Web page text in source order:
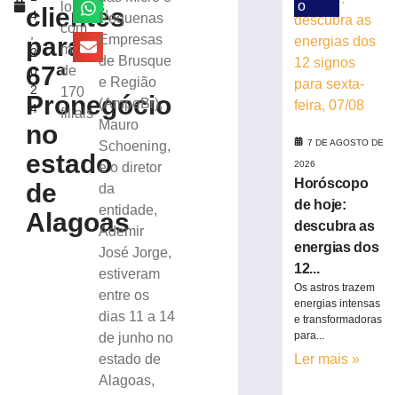
4
2
0
2
4
clientes
para
67ª
Pronegócio
no
estado
de
Alagoas
lojistas,
com
mais
de
170
filiais
Pequenas
Empresas
de Brusque
e Região
(AmpeBr),
Mauro
Schoening,
e o diretor
da
entidade,
Ademir
José Jorge,
estiveram
entre os
dias 11 a 14
de junho no
estado de
Alagoas,
signos
sexta-
feira,
Samae
prepara
programação
o
7 DE AGOSTO DE
2026
Horóscopo
de hoje:
descubra as
energias dos
12...
Os astros trazem
energias intensas
e transformadoras
para...
Ler mais »